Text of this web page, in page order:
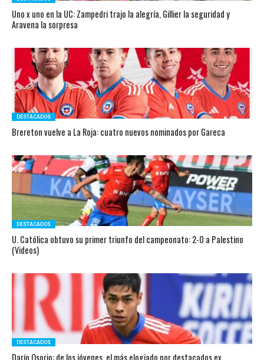
Uno x uno en la UC: Zampedri trajo la alegría, Gillier la seguridad y
Aravena la sorpresa
DESTACADOS
Brereton vuelve a La Roja: cuatro nuevos nominados por Gareca
DESTACADOS
U. Católica obtuvo su primer triunfo del campeonato: 2-0 a Palestino
(Videos)
DESTACADOS
Darío Osorio: de los jóvenes, el más elogiado por destacados ex